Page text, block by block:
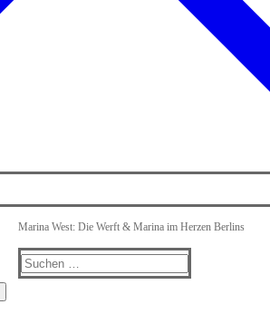
Marina West: Die Werft & Marina im Herzen Berlins
Suchen